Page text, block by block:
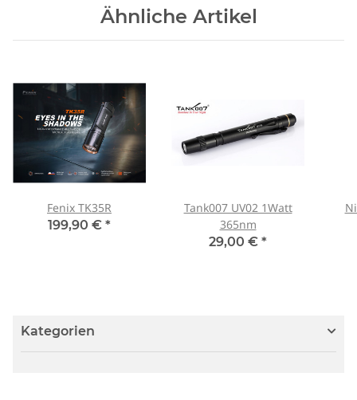
Ähnliche Artikel
Fenix TK35R
199,90 € *
Tank007 UV02 1Watt
365nm
29,00 € *
Kategorien